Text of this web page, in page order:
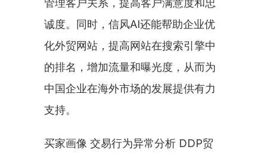
管理客户关系，提高客户满意度和忠
诚度。同时，信风AI还能帮助企业优
化外贸网站，提高网站在搜索引擎中
的排名，增加流量和曝光度，从而为
中国企业在海外市场的发展提供有力
支持。
买家画像 交易行为异常分析 DDP贸